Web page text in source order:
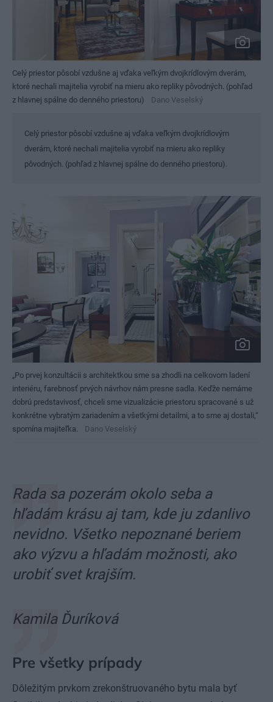
Celý priestor pôsobí vzdušne aj vďaka veľkým dvojkrídlovým dverám,
ktoré nechali majitelia vyrobiť na mieru ako repliky pôvodných. (pohľad
z hlavnej spálne do denného priestoru)
Dano Veselský
Celý priestor pôsobí vzdušne aj vďaka veľkým dvojkrídlovým
dverám, ktoré nechali majitelia vyrobiť na mieru ako repliky
pôvodných. (pohľad z hlavnej spálne do denného priestoru).
„Po prvej konzultácii s architektkou sme sa zhodli na celkovom ladení
interiéru, farebnosť prvých návrhov nám presne sadla. Keďže nemáme
dobrú predstavivosť, chceli sme vizualizácie priestoru spracované s už
konkrétne vybratým zariadením a všetkými detailmi, a to sme aj dostali,“
spomína majiteľka.
Dano Veselský
Rada sa pozerám okolo seba a
hľadám krásu aj tam, kde ju zdanlivo
nevidno. Všetko nepoznané beriem
ako výzvu a hľadám možnosti, ako
urobiť svet krajším.
Kamila Ďuríková
Pre všetky prípady
Dôležitým prvkom zrekonštruovaného bytu mala byť